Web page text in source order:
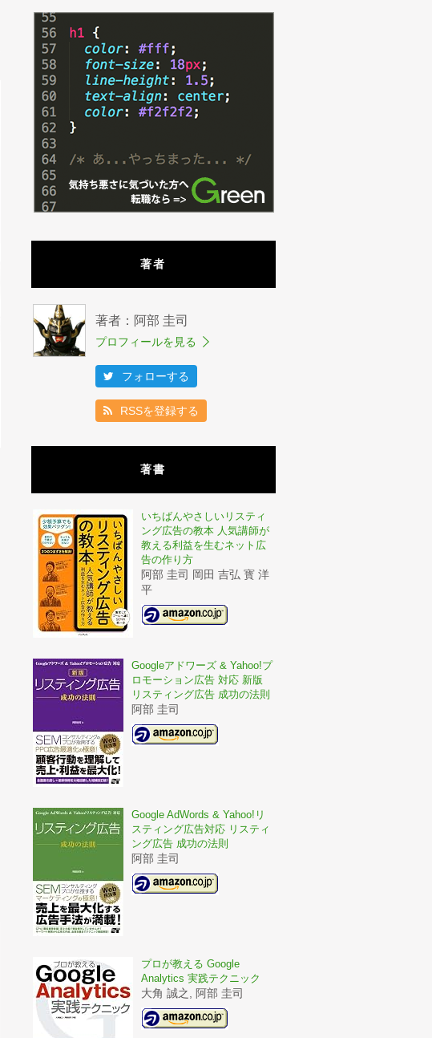
著者
著者：阿部 圭司
プロフィールを見る
フォローする
RSSを登録する
著書
いちばんやさしいリスティ
ング広告の教本 人気講師が
教える利益を生むネット広
告の作り方
阿部 圭司 岡田 吉弘 寳 洋
平
Googleアドワーズ & Yahoo!プ
ロモーション広告 対応 新版
リスティング広告 成功の法則
阿部 圭司
Google AdWords & Yahoo!リ
スティング広告対応 リスティ
ング広告 成功の法則
阿部 圭司
プロが教える Google
Analytics 実践テクニック
大角 誠之, 阿部 圭司